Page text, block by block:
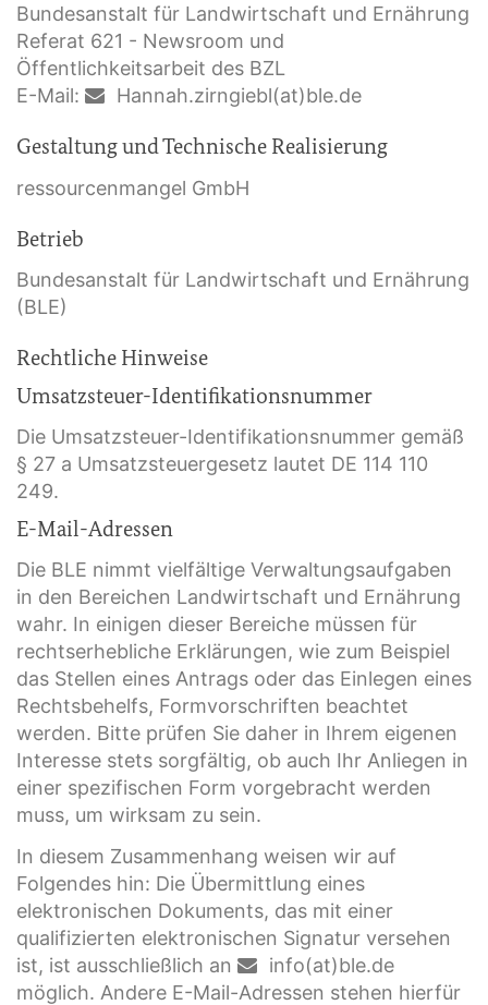
Bundesanstalt für Landwirtschaft und Ernährung
Referat 621 - Newsroom und
Öffentlichkeitsarbeit des BZL
E-Mail:
Hannah.zirngiebl(at)ble.de
Gestaltung und Technische Realisierung
ressourcenmangel GmbH
Betrieb
Bundesanstalt für Landwirtschaft und Ernährung
(BLE)
Rechtliche Hinweise
Umsatzsteuer-Identifikationsnummer
Die Umsatzsteuer-Identifikationsnummer gemäß
§ 27 a Umsatzsteuergesetz lautet DE 114 110
249.
E-Mail-Adressen
Die BLE nimmt vielfältige Verwaltungsaufgaben
in den Bereichen Landwirtschaft und Ernährung
wahr. In einigen dieser Bereiche müssen für
rechtserhebliche Erklärungen, wie zum Beispiel
das Stellen eines Antrags oder das Einlegen eines
Rechtsbehelfs, Formvorschriften beachtet
werden. Bitte prüfen Sie daher in Ihrem eigenen
Interesse stets sorgfältig, ob auch Ihr Anliegen in
einer spezifischen Form vorgebracht werden
muss, um wirksam zu sein.
In diesem Zusammenhang weisen wir auf
Folgendes hin: Die Übermittlung eines
elektronischen Dokuments, das mit einer
qualifizierten elektronischen Signatur versehen
ist, ist ausschließlich an
info(at)ble.de
möglich. Andere E-Mail-Adressen stehen hierfür